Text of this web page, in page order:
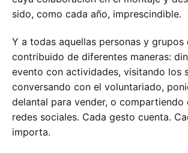
sido, como cada año, imprescindible.
Y a todas aquellas personas y grupos
contribuido de diferentes maneras:
evento con actividades, visitando los
conversando con el voluntariado,
delantal para vender, o compartiendo
redes sociales. Cada gesto cuenta.
importa.